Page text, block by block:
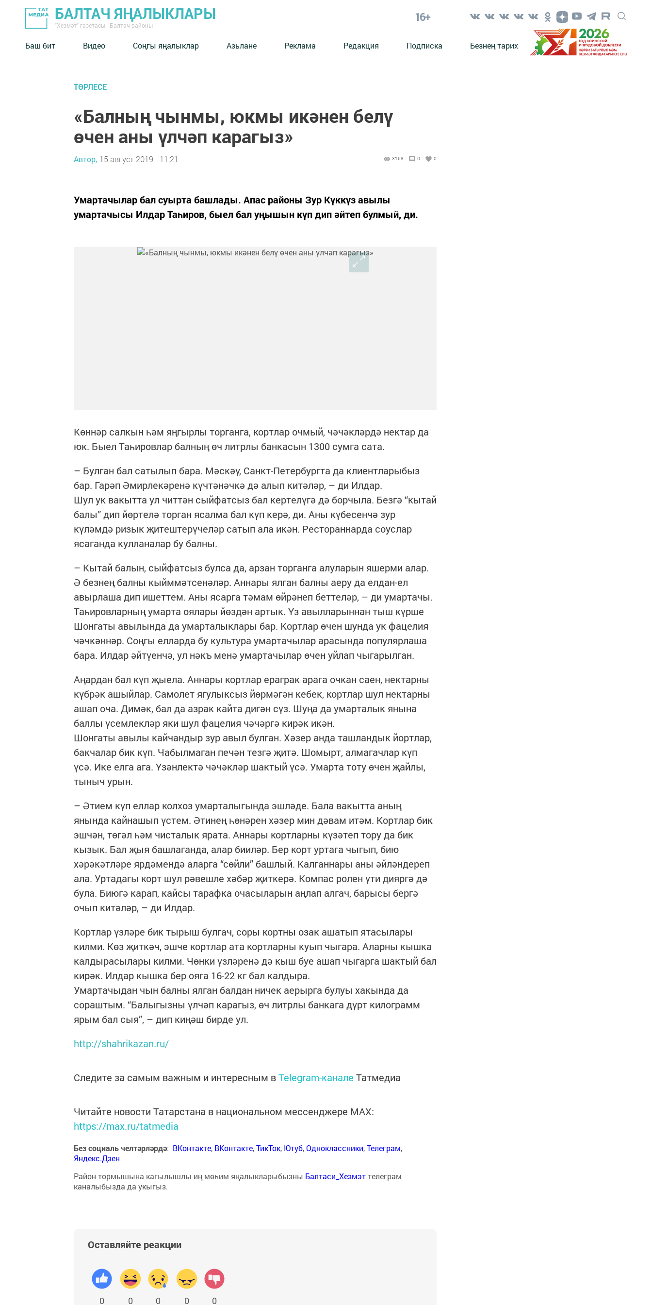
БАЛТАЧ ЯҢАЛЫКЛАРЫ
"Хезмәт" газетасы - Балтач районы
16+
Баш бит Видео Соңгы яңалыклар Азьлане Реклама Редакция Подписка Безнең тарих
ТӨРЛЕСЕ
«Балның чынмы, юкмы икәнен белү
өчен аны үлчәп карагыз»
Автор, 15 август 2019 - 11:21 3168 0 0
Умартачылар бал суырта башлады. Апас районы Зур Күккүз авылы
умартачысы Илдар Таһиров, быел бал уңышын күп дип әйтеп булмый, ди.
Көннәр салкын һәм яңгырлы торганга, кортлар очмый, чәчәкләрдә нектар да
юк. Быел Таһировлар балның өч литрлы банкасын 1300 сумга сата.
– Булган бал сатылып бара. Мәскәү, Санкт-Петербургта да клиентларыбыз
бар. Гарәп Әмирлекәренә күчтәнәчкә дә алып китәләр, – ди Илдар.
Шул ук вакытта ул читтән сыйфатсыз бал кертелүгә дә борчыла. Безгә “кытай
балы” дип йөртелә торган ясалма бал күп керә, ди. Аны күбесенчә зур
күләмдә ризык җитештерүчеләр сатып ала икән. Рестораннарда соуслар
ясаганда кулланалар бу балны.
– Кытай балын, сыйфатсыз булса да, арзан торганга алуларын яшерми алар.
Ә безнең балны кыйммәтсенәләр. Аннары ялган балны аеру да елдан-ел
авырлаша дип ишеттем. Аны ясарга тәмам өйрәнеп беттеләр, – ди умартачы.
Таһировларның умарта оялары йөздән артык. Үз авылларыннан тыш күрше
Шонгаты авылында да умарталыклары бар. Кортлар өчен шунда ук фацелия
чәчкәннәр. Соңгы елларда бу культура умартачылар арасында популярлаша
бара. Илдар әйтүенчә, ул нәкъ менә умартачылар өчен уйлап чыгарылган.
Аңардан бал күп җыела. Аннары кортлар ераграк арага очкан саен, нектарны
күбрәк ашыйлар. Самолет ягулыксыз йөрмәгән кебек, кортлар шул нектарны
ашап оча. Димәк, бал да азрак кайта дигән сүз. Шуңа да умарталык янына
баллы үсемлекләр яки шул фацелия чәчәргә кирәк икән.
Шонгаты авылы кайчандыр зур авыл булган. Хәзер анда ташландык йортлар,
бакчалар бик күп. Чабылмаган печән тезгә җитә. Шомырт, алмагачлар күп
үсә. Ике елга ага. Үзәнлектә чәчәкләр шактый үсә. Умарта тоту өчен җайлы,
тыныч урын.
– Әтием күп еллар колхоз умарталыгында эшләде. Бала вакытта аның
янында кайнашып үстем. Әтинең һөнәрен хәзер мин дәвам итәм. Кортлар бик
эшчән, төгәл һәм чисталык ярата. Аннары кортларны күзәтеп тору да бик
кызык. Бал җыя башлаганда, алар бииләр. Бер корт уртага чыгып, бию
хәрәкәтләре ярдәмендә аларга “сөйли” башлый. Калганнары аны әйләндереп
ала. Уртадагы корт шул рәвешле хәбәр җиткерә. Компас ролен үти дияргә дә
була. Биюгә карап, кайсы тарафка очасыларын аңлап алгач, барысы бергә
очып китәләр, – ди Илдар.
Кортлар үзләре бик тырыш булгач, соры кортны озак ашатып ятасылары
килми. Көз җиткәч, эшче кортлар ата кортларны куып чыгара. Аларны кышка
калдырасылары килми. Чөнки үзләренә дә кыш буе ашап чыгарга шактый бал
кирәк. Илдар кышка бер ояга 16-22 кг бал калдыра.
Умартачыдан чын балны ялган балдан ничек аерырга булуы хакында да
сораштым. “Балыгызны үлчәп карагыз, өч литрлы банкага дүрт килограмм
ярым бал сыя”, – дип киңәш бирде ул.
http://shahrikazan.ru/
Следите за самым важным и интересным вTelegram-канале Татмедиа
Читайте новости Татарстана в национальном мессенджере MАХ:
https://max.ru/tatmedia
Без социаль челтәрләрдә: ВКонтакте, ВКонтакте,ТикТок, Ютуб,Одноклассники,Телеграм,
Яндекс.Дзен
Район тормышына кагылышлы иң мөһим яңалыкларыбызны Балтаси_Хезмэттелеграм
каналыбызда да укыгыз.
Оставляйте реакции
0 0 0 0 0